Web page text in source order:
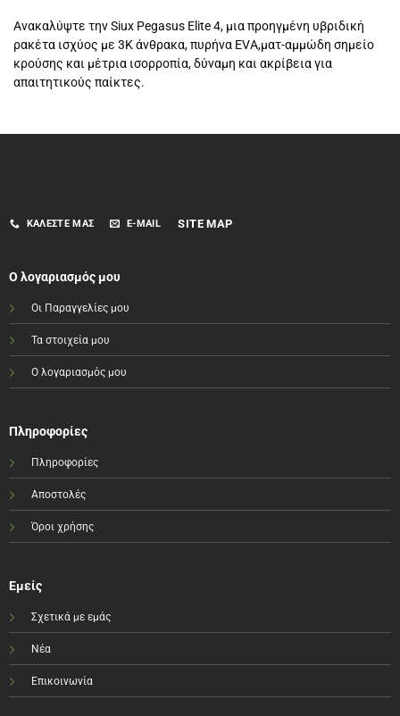
Ανακαλύψτε την Siux Pegasus Elite 4, μια προηγμένη υβριδική
ρακέτα ισχύος με 3K άνθρακα, πυρήνα EVA,ματ-αμμώδη σημείο
κρούσης και μέτρια ισορροπία, δύναμη και ακρίβεια για
απαιτητικούς παίκτες.
ΚΑΛΈΣΤΕ ΜΑΣ E-MAIL SITE MAP
Ο λογαριασμός μου
Οι Παραγγελίες μου
Τα στοιχεία μου
Ο λογαριασμός μου
Πληροφορίες
Πληροφορίες
Αποστολές
Όροι χρήσης
Εμείς
Σχετικά με εμάς
Νέα
Επικοινωνία